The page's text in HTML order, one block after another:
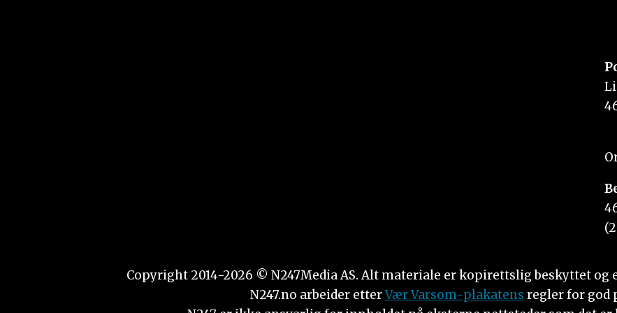
Copyright 2014-2026 © N247Media AS. Alt materiale er kopirettslig beskyttet
N247.no arbeider etterVær Varsom-plakatens regler for god